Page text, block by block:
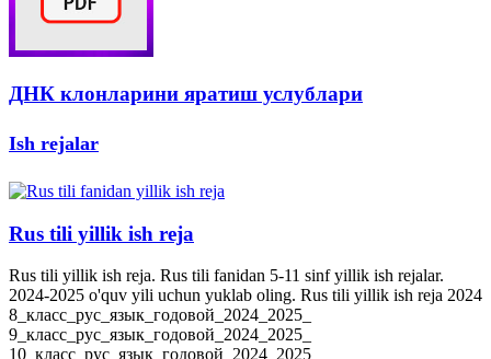
ДНК клонларини яратиш услублари
Ish rejalar
Rus tili yillik ish reja
Rus tili yillik ish reja. Rus tili fanidan 5-11 sinf yillik ish rejalar.
2024-2025 o'quv yili uchun yuklab oling. Rus tili yillik ish reja 2024
8_класс_рус_язык_годовой_2024_2025_
9_класс_рус_язык_годовой_2024_2025_
10_класс_рус_язык_годовой_2024_2025_